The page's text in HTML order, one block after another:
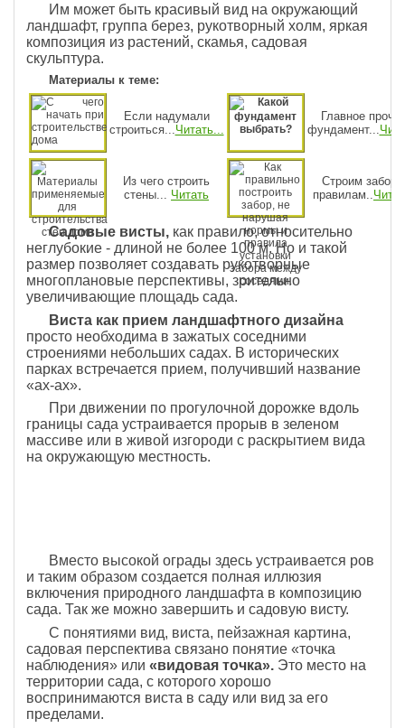
Им может быть красивый вид на окружающий
ландшафт, группа берез, рукотворный холм, яркая
композиция из расте­ний, скамья, садовая
скульптура.
Материалы к теме:
Если надумали
строиться...Читать...
Главное
фундамент...
Из чего строить
стены... Читать
Строим забор
правилам..
Садовые висты,как правило, относительно
неглубо­кие - длиной не более 100 м. Но и такой
размер позво­ляет создавать рукотворные
многоплановые перспек­тивы, зрительно
увеличивающие площадь сада.
Виста как прием ландшафтного дизайна
просто необходима в зажатых соседними
строениями небольших садах. В исторических
парках встречается прием, полу­чивший название
«ах-ах».
При движении по прогулоч­ной дорожке вдоль
границы сада устраивается про­рыв в зеленом
массиве или в живой изгороди с рас­крытием вида
на окружающую местность.
Вместо вы­сокой ограды здесь устраивается ров
и таким обра­зом создается полная иллюзия
включения природного ландшафта в композицию
сада. Так же можно завер­шить и садовую висту.
С понятиями вид, виста, пейзажная картина,
садо­вая перспектива связано понятие «точка
наблюдения» или «видовая точка». Это место на
территории сада, с которого хорошо
воспринимаются виста в саду или вид за его
пределами.